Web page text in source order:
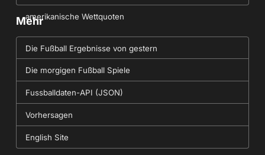
amerikanische Wettquoten
Mehr
Die Fußball Ergebnisse von gestern
Die morgigen Fußball Spiele
Fussballdaten-API (JSON)
Vorhersagen
English Site